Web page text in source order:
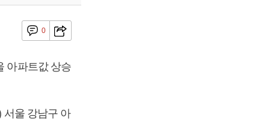
0
아파트값 상승
서울 강남구 아